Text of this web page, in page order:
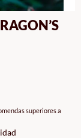
superiores a